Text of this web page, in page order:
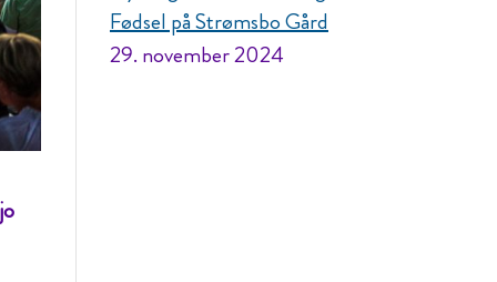
Fødsel på Strømsbo Gård
29. november 2024